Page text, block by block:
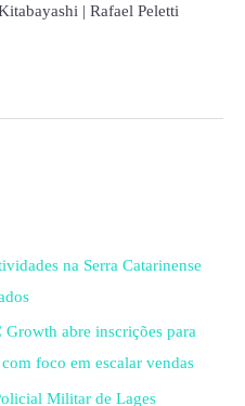
| Rafael Peletti
na Serra Catarinense
Growth abre inscrições para
foco em escalar vendas
Militar de Lages